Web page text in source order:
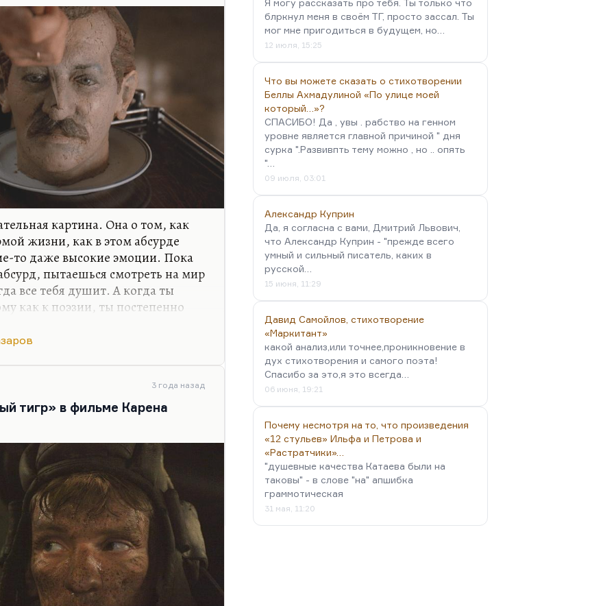
картина. Она о том, как
жизни, как в этом абсурде
то даже высокие эмоции. Пока
пытаешься смотреть на мир
все тебя душит. А когда ты
как к поэзии, ты постепенно
горячностью ответил:
Бунюэль для меня —
наиболее
3 года назад
тигр» в фильме Карена
Я могу рассказать про тебя. Ты только что
блркнул меня в своём ТГ, просто зассал. Ты
мог мне пригодиться в будущем, но…
12 июля, 15:25
Что вы можете сказать о стихотворении
Беллы Ахмадулиной «По улице моей
который…»?
СПАСИБО! Да , увы . рабство на генном
уровне является главной причиной " дня
сурка ".Развивпть тему можно , но .. опять
"…
09 июля, 03:01
Александр Куприн
Да, я согласна с вами, Дмитрий Львович,
что Александр Куприн - "прежде всего
умный и сильный писатель, каких в
русской…
15 июня, 11:29
Давид Самойлов, стихотворение
«Маркитант»
какой анализ,или точнее,проникновение в
дух стихотворения и самого поэта!
Спасибо за это,я это всегда…
06 июня, 19:21
Почему несмотря на то, что произведения
«12 стульев» Ильфа и Петрова и
«Растратчики»…
"душевные качества Катаева были на
таковы" - в слове "на" апшибка
граммотическая
31 мая, 11:20